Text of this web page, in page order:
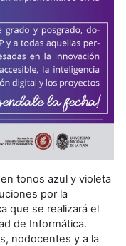
tonos azul y violeta
por la
que se realizará el
de Informática.
nodocentes y a la